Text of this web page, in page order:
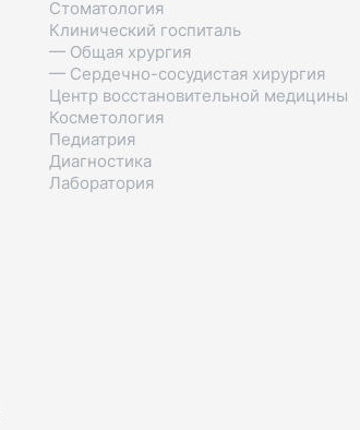
Стоматология
Клинический госпиталь
— Общая хрургия
— Сердечно-сосудистая хирургия
Центр восстановительной медицины
Косметология
Педиатрия
Диагностика
Лаборатория